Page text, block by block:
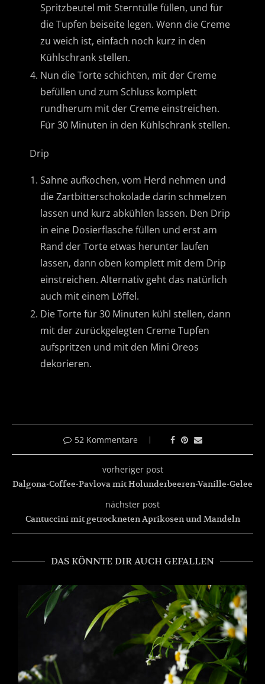
Spritzbeutel mit Sterntülle füllen, und für
die Tupfen beiseite legen. Wenn die Creme
zu weich ist, einfach noch kurz in den
Kühlschrank stellen.
Nun die Torte schichten, mit der Creme
befüllen und zum Schluss komplett
rundherum mit der Creme einstreichen.
Für 30 Minuten in den Kühlschrank stellen.
Drip
Sahne aufkochen, vom Herd nehmen und
die Zartbitterschokolade darin schmelzen
lassen und kurz abkühlen lassen. Den Drip
in eine Dosierflasche füllen und erst am
Rand der Torte etwas herunter laufen
lassen, dann oben komplett mit dem Drip
einstreichen. Alternativ geht das natürlich
auch mit einem Löffel.
Die Torte für 30 Minuten kühl stellen, dann
mit der zurückgelegten Creme Tupfen
aufspritzen und mit den Mini Oreos
dekorieren.
52 Kommentare
vorheriger post
Dalgona-Coffee-Pavlova mit Holunderbeeren-Vanille-Gelee
nächster post
Cantuccini mit getrockneten Aprikosen und Mandeln
DAS KÖNNTE DIR AUCH GEFALLEN